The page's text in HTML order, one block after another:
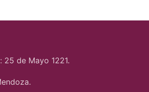
25 de Mayo 1221.